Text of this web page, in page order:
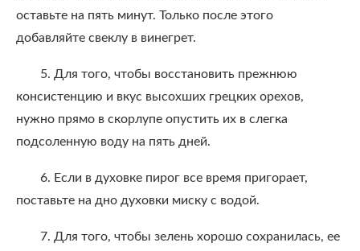
оставьте на пять минут. Только после этого
добавляйте свеклу в винегрет.
5. Для того, чтобы восстановить прежнюю
консистенцию и вкус высохших грецких орехов,
нужно прямо в скорлупе опустить их в слегка
подсоленную воду на пять дней.
6. Если в духовке пирог все время пригорает,
поставьте на дно духовки миску с водой.
7. Для того, чтобы зелень хорошо сохранилась, ее